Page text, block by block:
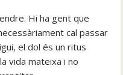
Hi ha gent que
cal passar
el dol és un ritus
vida mateixa i no